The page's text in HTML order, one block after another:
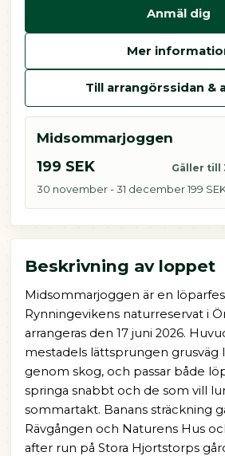
Anmäl dig
Mer
Till arrangörssidan &
Midsommarjoggen
199 SEK Gäller till
30 november - 31 december 199
Beskrivning av loppet
Midsommarjoggen är en
Rynningevikens naturreservat i
arrangeras den 17 juni 2026.
mestadels lättsprungen grusväg
genom skog, och passar både
springa snabbt och de som vill
sommartakt. Banans sträckning
Rävgången och Naturens Hus
after run på Stora Hjortstorps